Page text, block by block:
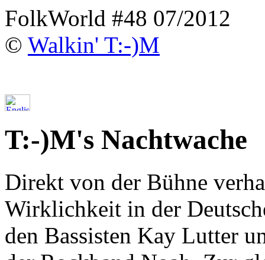
FolkWorld #48 07/2012
© Walkin' T:-)M
T:-)M's Nachtwache
Direkt von der Bühne
Wirklichkeit in der
den Bassisten Kay Lutter